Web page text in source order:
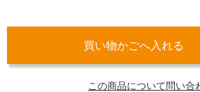
この商品について問い合